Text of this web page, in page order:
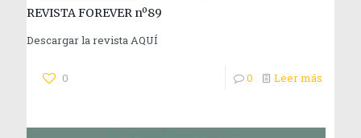
REVISTA FOREVER nº89
Descargar la revista AQUÍ
0 0 Leer más